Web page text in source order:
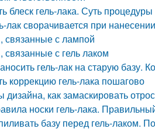
блеск гель-лака. Суть процедуры
лак сворачивается при
связанные с лампой
с гель лаком
гель-лак на старую базу.
коррекцию гель-лака пошагово
дизайна, как замаскировать
носки гель-лака.
базу перед гель-лаком.